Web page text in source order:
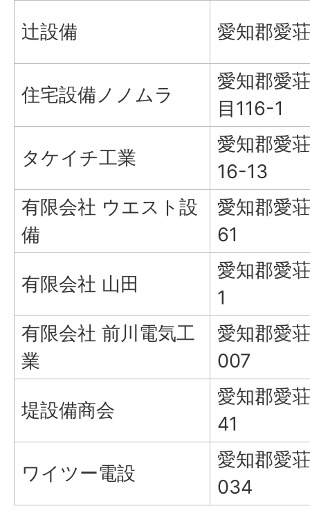
辻設備 愛知郡愛
住宅設備ノノムラ
愛知郡愛
目116-1
タケイチ工業
愛知郡愛
16-13
有限会社 ウエスト設
備
愛知郡愛
61
有限会社 山田
愛知郡愛
1
有限会社 前川電気工
業
愛知郡愛
007
堤設備商会
愛知郡愛
41
ワイツー電設
愛知郡愛
034